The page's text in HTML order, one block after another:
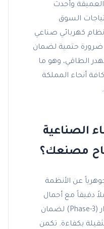
وأحدث
السوق
كهربائي صناعي
حتمية لضمان
الطاقي، وهو ما
أنحاء المملكة
الصناعية
مصنعك؟
عن الأنظمة
دقيقاً مع أحمال
ضخمة وتيارات ثلاثية الأطوار (3-Phase) لضمان
بكفاءة. تكمن